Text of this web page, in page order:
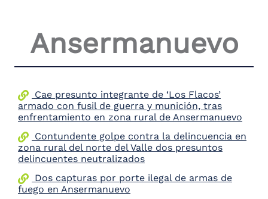
shortcut
activates
reader
navigate
Ansermanuevo
Cae presunto integrante de ‘Los Flacos’
armado con fusil de guerra y munición, tras
enfrentamiento en zona rural de Ansermanuevo
Contundente golpe contra la delincuencia en
zona rural del norte del Valle dos presuntos
delincuentes neutralizados
Dos capturas por porte ilegal de armas de
fuego en Ansermanuevo